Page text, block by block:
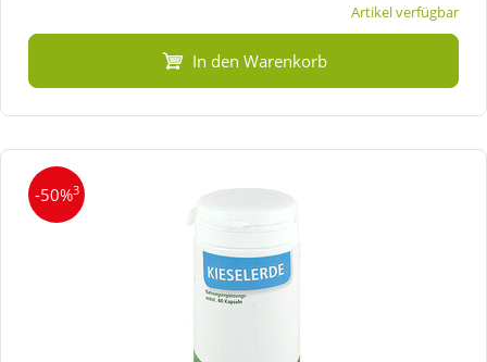
Artikel verfügbar
In den Warenkorb
-50%3